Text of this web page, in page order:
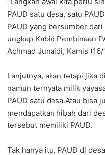
PAUD satu desa, satu
PAUD yang bersumber dari
ungkap Kabid Pembinaan
Achmad Junaidi, Kamis (16/
Lanjutnya, akan tetapi jika
namun ternyata milik
PAUD satu desa.Atau bisa
mendapatkan hibah dari
tersebut memiliki PAUD.
Tak hanya itu, PAUD di